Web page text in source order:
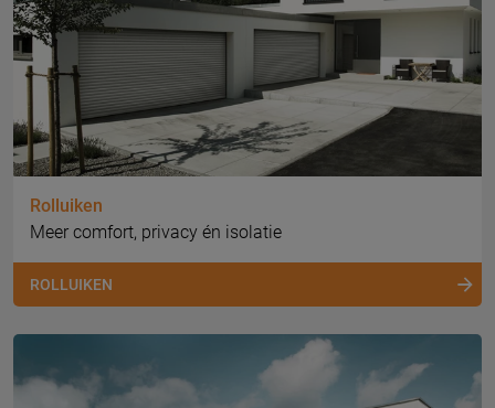
Rolluiken
Meer comfort, privacy én isolatie
ROLLUIKEN